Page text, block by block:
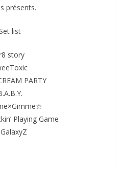
présents.
list
story
PARTY
Playing Game